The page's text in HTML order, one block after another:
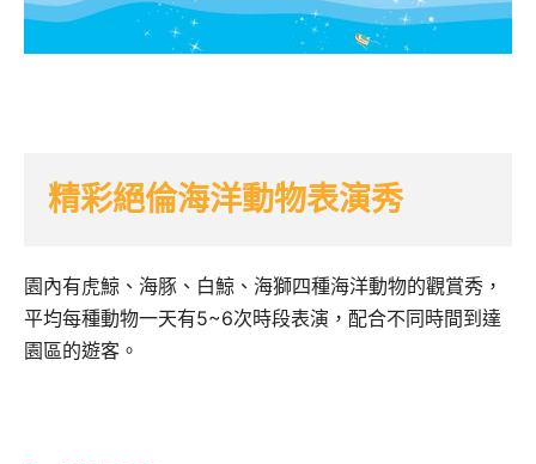
精彩絕倫海洋動物表演秀
園內有虎鯨、海豚、白鯨、海獅四種海洋動物的觀賞秀，
平均每種動物一天有5~6次時段表演，配合不同時間到達
園區的遊客。